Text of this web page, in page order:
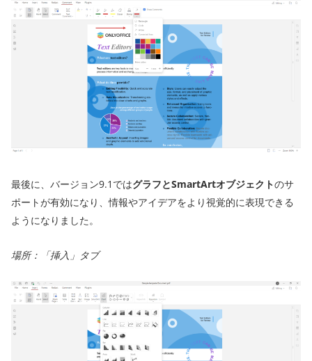
最後に、バージョン9.1ではグラフとSmartArtオブジェクトのサ
ポートが有効になり、情報やアイデアをより視覚的に表現できる
ようになりました。
場所：「挿入」タブ